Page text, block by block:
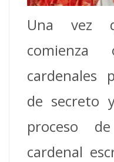
Una vez
comienza
cardenales
de secreto
proceso
cardenal